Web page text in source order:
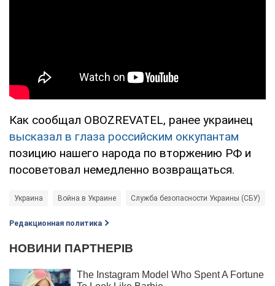
Как сообщал OBOZREVATEL, ранее украинец
высказал в глаза российским оккупантам
позицию нашего народа по вторжению РФ и
посоветовал немедленно возвращаться.
Украина Война в Украине Служба безопасности Украины (СБУ)
Редакционная политика